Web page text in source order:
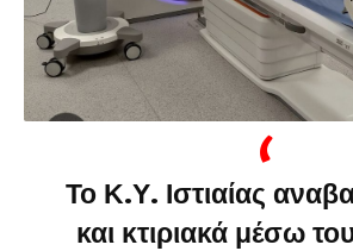
Το Κ.Υ. Ιστιαίας
και κτιριακά μέσω